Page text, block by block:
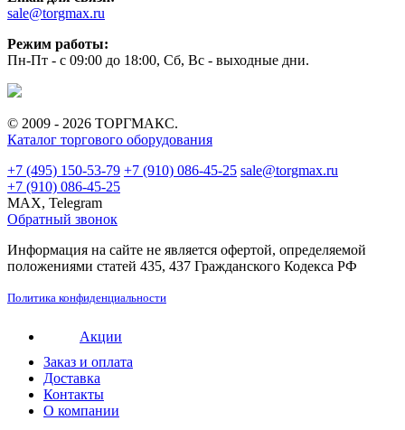
sale@torgmax.ru
Режим работы:
Пн-Пт - с 09:00 до 18:00, Сб, Вс - выходные дни.
© 2009 - 2026 ТОРГМАКС.
Каталог торгового оборудования
+7 (495) 150-53-79 +7 (910) 086-45-25 sale@torgmax.ru
+7 (910) 086-45-25
MAX, Telegram
Обратный звонок
Информация на сайте не является офертой, определяемой
положениями статей 435, 437 Гражданского Кодекса РФ
Политика конфиденциальности
Акции
Заказ и оплата
Доставка
Контакты
О компании